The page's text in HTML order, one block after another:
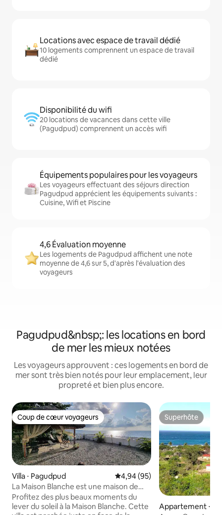
Locations avec espace de travail dédié
10 logements comprennent un espace de travail
dédié
Disponibilité du wifi
20 locations de vacances dans cette ville
(Pagudpud) comprennent un accès wifi
Équipements populaires pour les voyageurs
Les voyageurs effectuant des séjours direction
Pagudpud apprécient les équipements suivants :
Cuisine, Wifi et Piscine
4,6 Évaluation moyenne
Les logements de Pagudpud affichent une note
moyenne de 4,6 sur 5, d'après l'évaluation des
voyageurs
Pagudpud&nbsp;: les locations en bord
de mer les mieux notées
Les voyageurs approuvent : ces logements en bord de
mer sont très bien notés pour leur emplacement, leur
propreté et bien plus encore.
Coup de cœur voyageurs
Coup de cœur voyageurs
Villa ⋅ Pagudpud Évaluation moyenne sur la
4,94 (95)
La Maison Blanche est une maison de
plage moderne et contemporaine
Profitez des plus beaux moments du
lever du soleil à la Maison Blanche. Cette
Superhôte
Superhôte
Appartement ⋅